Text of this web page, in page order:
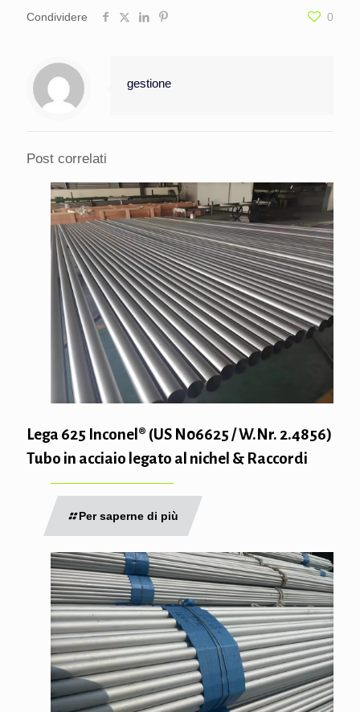
Condividere 0
gestione
Post correlati
Lega 625 Inconel® (US N06625 / W.Nr. 2.4856)
Tubo in acciaio legato al nichel & Raccordi
Per saperne di più